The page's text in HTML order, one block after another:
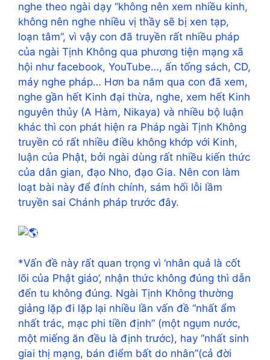
nghe theo ngài dạy “không nên xem nhiều kinh,
không nên nghe nhiều vị thầy sẽ bị xen tạp,
loạn tâm”, vì vậy con đã truyền rất nhiều pháp
của ngài Tịnh Không qua phương tiện mạng xã
hội như facebook, YouTube…, ấn tống sách, CD,
máy nghe pháp… Hơn ba năm qua con đã xem,
nghe gần hết Kinh đại thừa, nghe, xem hết Kinh
nguyên thủy (A Hàm, Nikaya) và nhiều bộ luận
khác thì con phát hiện ra Pháp ngài Tịnh Không
truyền có rất nhiều điều không khớp với Kinh,
luận của Phật, bởi ngài dùng rất nhiều kiến thức
của dân gian, đạo Nho, đạo Gia. Nên con làm
loạt bài này để đính chính, sám hối lỗi lầm
truyền sai Chánh pháp trước đây.
*Vấn đề này rất quan trọng vì ‘nhân quả là cốt
lõi của Phật giáo’, nhận thức không đúng thì dẫn
đến tu không đúng. Ngài Tịnh Không thường
giảng lặp đi lặp lại nhiều lần vấn đề “nhất ẩm
nhất trác, mạc phi tiền định” (một ngụm nước,
một miếng ăn đều là định trước), hay “nhất sinh
giai thị mạng, bán điểm bất do nhân”(cả đời